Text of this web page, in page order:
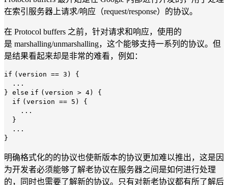
在索引服务器上请求/响应（request/response）的协议。
在 Protocol buffers 之前，针对请求和响应，使用的
是 marshalling/unmarshalling，这个能够支持一系列的协议。但
是结果看起来却是非常的难看，例如：
if (version == 3 ) {
...
} else if (version > 4 ) {
if (version == 5 ) {
...
}
...
}
明确格式化的的协议也使新版本的协议更加难以推出，这是因
为开发者必须能够了解老协议在服务器之间是如何进行处理
的，同时也需要了解新的协议。只有对新老协议都有所了解后